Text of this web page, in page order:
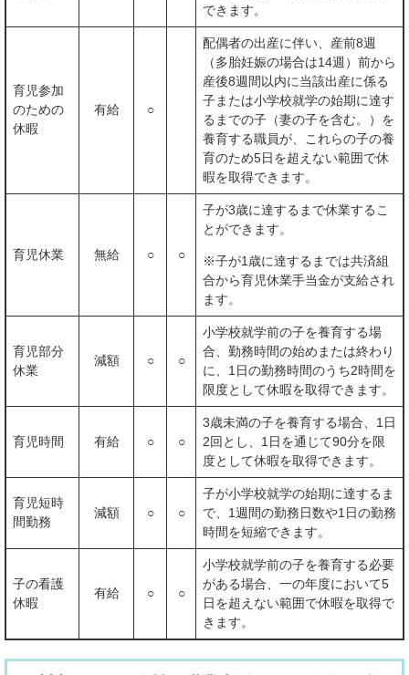
できます。
育児参加
のための
休暇
有給 ○
配偶者の出産に伴い、産前8週
（多胎妊娠の場合は14週）前から
産後8週間以内に当該出産に係る
子または小学校就学の始期に達す
るまでの子（妻の子を含む。）を
養育する職員が、これらの子の養
育のため5日を超えない範囲で休
暇を取得できます。
育児休業 無給 ○ ○
子が3歳に達するまで休業するこ
とができます。
※子が1歳に達するまでは共済組
合から育児休業手当金が支給され
ます。
育児部分
休業
減額 ○ ○
小学校就学前の子を養育する場
合、勤務時間の始めまたは終わり
に、1日の勤務時間のうち2時間を
限度として休暇を取得できます。
育児時間 有給 ○ ○
3歳未満の子を養育する場合、1日
2回とし、1日を通じて90分を限
度として休暇を取得できます。
育児短時
間勤務
減額 ○ ○
子が小学校就学の始期に達するま
で、1週間の勤務日数や1日の勤務
時間を短縮できます。
子の看護
休暇
有給 ○ ○
小学校就学前の子を養育する必要
がある場合、一の年度において5
日を超えない範囲で休暇を取得で
きます。